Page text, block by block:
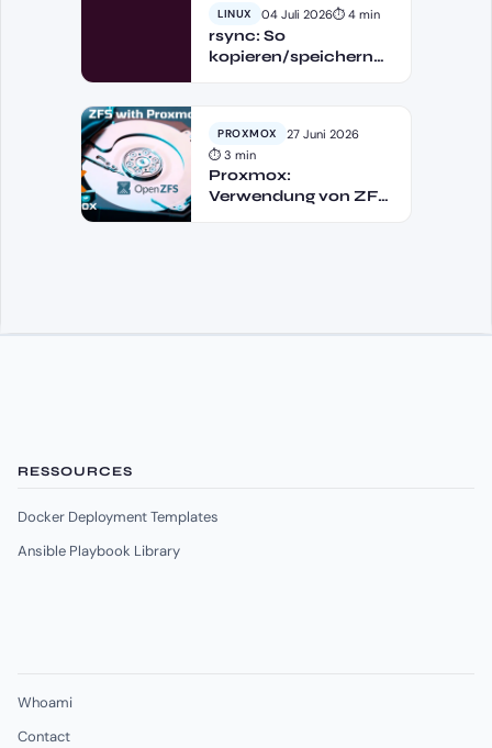
LINUX 04 Juli 2026⏱ 4 min
rsync: So
kopieren/speichern
PROXMOX
27 Juni 2026
⏱ 3 min
Proxmox:
Verwendung von ZFS
RESSOURCES
Docker Deployment Templates
Ansible Playbook Library
Whoami
Contact